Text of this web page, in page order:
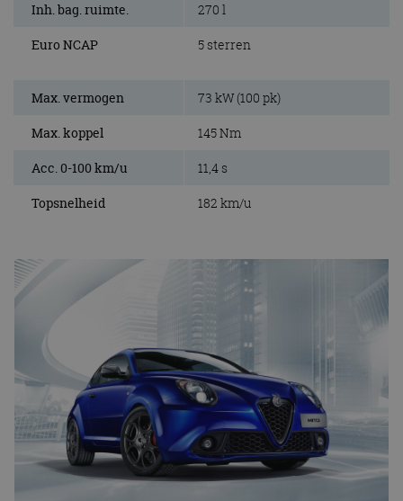
Inh. bag. ruimte. 270 l
Euro NCAP 5 sterren
Max. vermogen 73 kW (100 pk)
Max. koppel 145 Nm
Acc. 0-100 km/u 11,4 s
Topsnelheid 182 km/u